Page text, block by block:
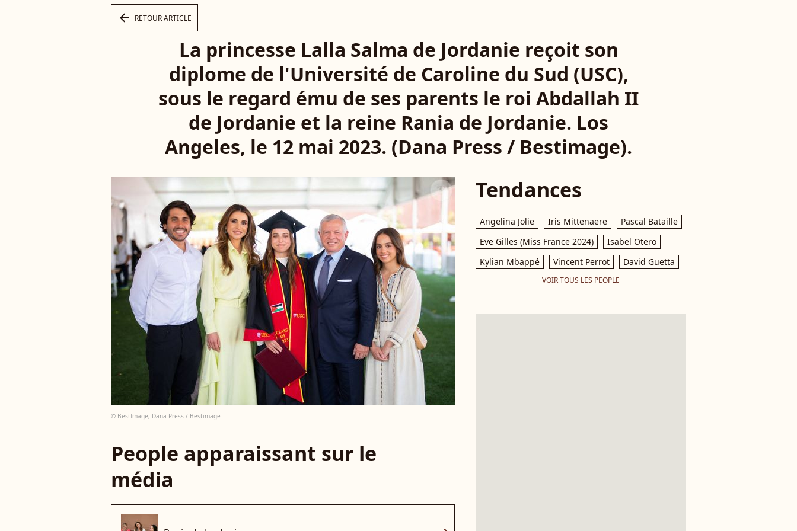
arrow_left RETOUR ARTICLE
La princesse Lalla Salma de Jordanie reçoit son
diplome de l'Université de Caroline du Sud (USC),
sous le regard ému de ses parents le roi Abdallah II
de Jordanie et la reine Rania de Jordanie. Los
Angeles, le 12 mai 2023. (Dana Press / Bestimage).
© BestImage, Dana Press / Bestimage
People apparaissant sur le
média
Tendances
Angelina Jolie Iris Mittenaere
Pascal Bataille
Eve Gilles (Miss France 2024)
Isabel Otero
Kylian Mbappé
Vincent Perrot David Guetta
VOIR TOUS LES PEOPLE